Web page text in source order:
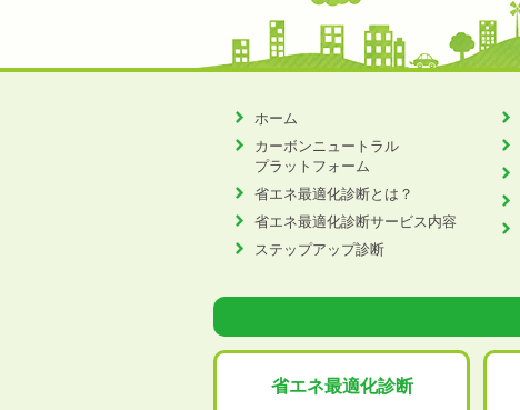
ホーム
カーボンニュートラル
プラットフォーム
省エネ最適化診断とは？
省エネ最適化診断サービス内容
ステップアップ診断
省エネ最適化診断